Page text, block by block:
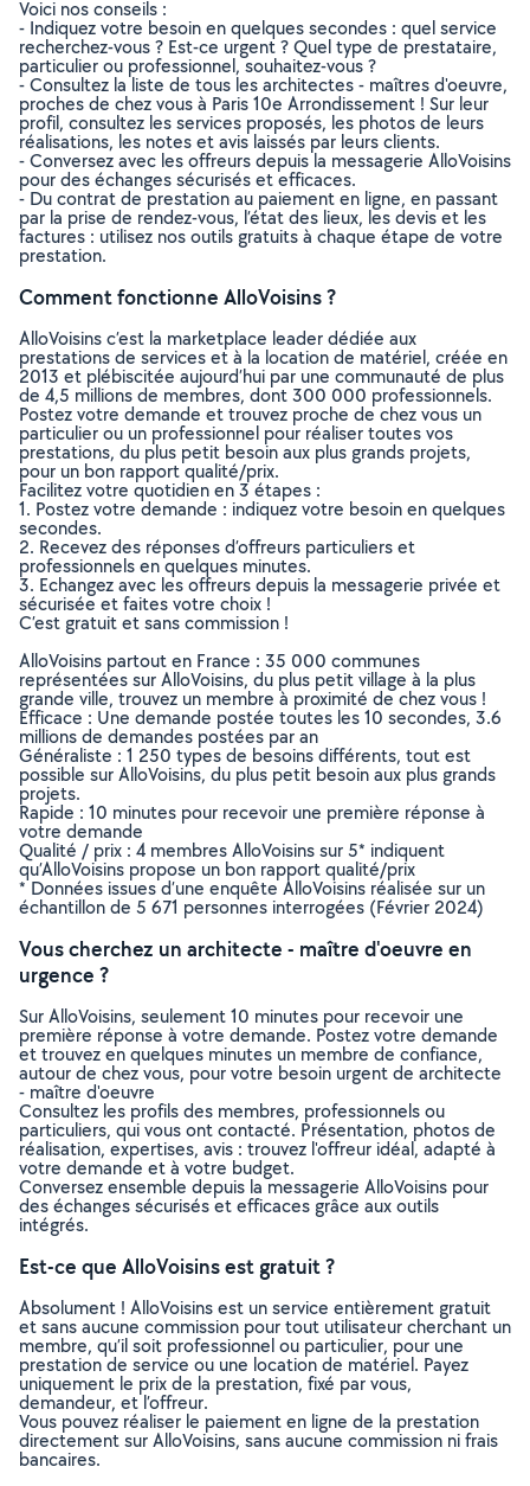
Voici nos conseils :
- Indiquez votre besoin en quelques secondes : quel service
recherchez-vous ? Est-ce urgent ? Quel type de prestataire,
particulier ou professionnel, souhaitez-vous ?
- Consultez la liste de tous les architectes - maîtres d'oeuvre,
proches de chez vous à Paris 10e Arrondissement ! Sur leur
profil, consultez les services proposés, les photos de leurs
réalisations, les notes et avis laissés par leurs clients.
- Conversez avec les offreurs depuis la messagerie AlloVoisins
pour des échanges sécurisés et efficaces.
- Du contrat de prestation au paiement en ligne, en passant
par la prise de rendez-vous, l’état des lieux, les devis et les
factures : utilisez nos outils gratuits à chaque étape de votre
prestation.
Comment fonctionne AlloVoisins ?
AlloVoisins c’est la marketplace leader dédiée aux
prestations de services et à la location de matériel, créée en
2013 et plébiscitée aujourd’hui par une communauté de plus
de 4,5 millions de membres, dont 300 000 professionnels.
Postez votre demande et trouvez proche de chez vous un
particulier ou un professionnel pour réaliser toutes vos
prestations, du plus petit besoin aux plus grands projets,
pour un bon rapport qualité/prix.
Facilitez votre quotidien en 3 étapes :
1. Postez votre demande : indiquez votre besoin en quelques
secondes.
2. Recevez des réponses d’offreurs particuliers et
professionnels en quelques minutes.
3. Echangez avec les offreurs depuis la messagerie privée et
sécurisée et faites votre choix !
C’est gratuit et sans commission !
AlloVoisins partout en France : 35 000 communes
représentées sur AlloVoisins, du plus petit village à la plus
grande ville, trouvez un membre à proximité de chez vous !
Efficace : Une demande postée toutes les 10 secondes, 3.6
millions de demandes postées par an
Généraliste : 1 250 types de besoins différents, tout est
possible sur AlloVoisins, du plus petit besoin aux plus grands
projets.
Rapide : 10 minutes pour recevoir une première réponse à
votre demande
Qualité / prix : 4 membres AlloVoisins sur 5* indiquent
qu’AlloVoisins propose un bon rapport qualité/prix
* Données issues d’une enquête AlloVoisins réalisée sur un
échantillon de 5 671 personnes interrogées (Février 2024)
Vous cherchez un architecte - maître d'oeuvre en
urgence ?
Sur AlloVoisins, seulement 10 minutes pour recevoir une
première réponse à votre demande. Postez votre demande
et trouvez en quelques minutes un membre de confiance,
autour de chez vous, pour votre besoin urgent de architecte
- maître d'oeuvre
Consultez les profils des membres, professionnels ou
particuliers, qui vous ont contacté. Présentation, photos de
réalisation, expertises, avis : trouvez l'offreur idéal, adapté à
votre demande et à votre budget.
Conversez ensemble depuis la messagerie AlloVoisins pour
des échanges sécurisés et efficaces grâce aux outils
intégrés.
Est-ce que AlloVoisins est gratuit ?
Absolument ! AlloVoisins est un service entièrement gratuit
et sans aucune commission pour tout utilisateur cherchant un
membre, qu’il soit professionnel ou particulier, pour une
prestation de service ou une location de matériel. Payez
uniquement le prix de la prestation, fixé par vous,
demandeur, et l’offreur.
Vous pouvez réaliser le paiement en ligne de la prestation
directement sur AlloVoisins, sans aucune commission ni frais
bancaires.